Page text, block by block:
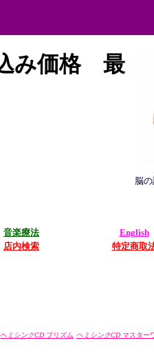
脳
み価格 最
音楽療法 English
店内検索 特定商取
ヘミシンクCD プリズム ヘミシンクCD マスター